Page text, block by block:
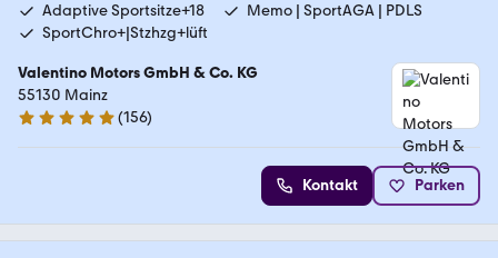
Adaptive Sportsitze+18
Memo | SportAGA | PDLS
SportChro+|Stzhzg+lüft
Valentino Motors GmbH & Co. KG
55130 Mainz
5 Sterne
(156)
Kontakt Parken